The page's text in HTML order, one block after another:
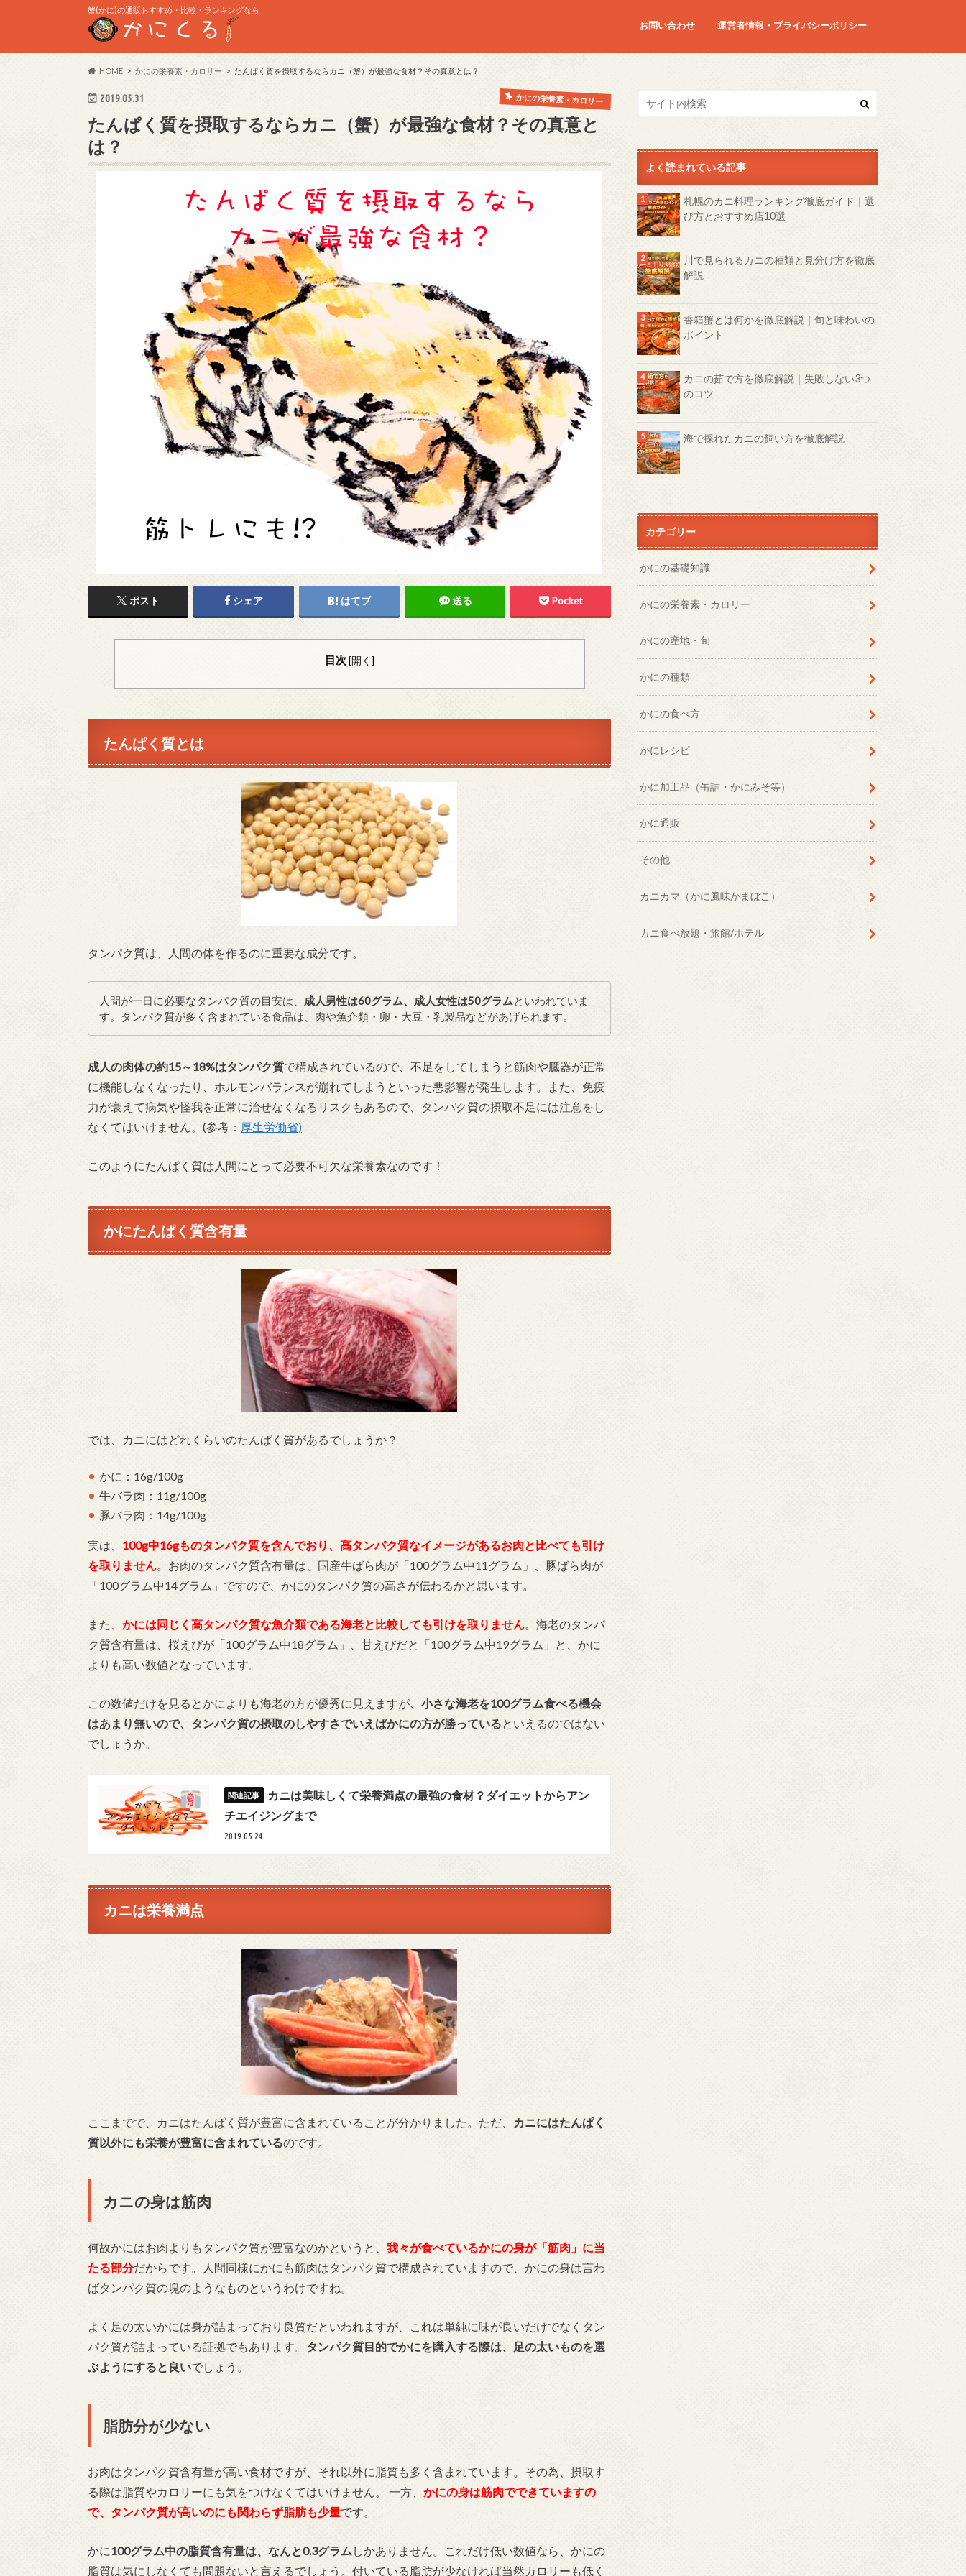
蟹(かに)の通販おすすめ・比較・ランキングなら
お問い合わせ 運営者情報・プライバシーポリシー
HOME かにの栄養素・カロリー たんぱく質を摂取するならカニ（蟹）が最強な食材？その真意とは？
2019.05.31 かにの栄養素・カロリー
たんぱく質を摂取するならカニ（蟹）が最強な食材？その真意と
は？
ポスト シェア はてブ 送る Pocket
目次 [開く ]
たんぱく質とは
タンパク質は、人間の体を作るのに重要な成分です。
人間が一日に必要なタンパク質の目安は、 成人男性は60グラム、成人女性は50グラムといわれていま
す。タンパク質が多く含まれている食品は、肉や魚介類・卵・大豆・乳製品などがあげられます。
成人の肉体の約15～18%はタンパク質で構成されているので、不足をしてしまうと筋肉や臓器が正常
に機能しなくなったり、ホルモンバランスが崩れてしまうといった悪影響が発生します。また、免疫
力が衰えて病気や怪我を正常に治せなくなるリスクもあるので、タンパク質の摂取不足には注意をし
なくてはいけません。(参考： 厚生労働省)
このようにたんぱく質は人間にとって必要不可欠な栄養素なのです！
かにたんぱく質含有量
では、カニにはどれくらいのたんぱく質があるでしょうか？
かに：16g/100g
牛バラ肉：11g/100g
豚バラ肉：14g/100g
実は、 100g中16gものタンパク質を含んでおり、高タンパク質なイメージがあるお肉と比べても引け
を取りません。お肉のタンパク質含有量は、国産牛ばら肉が「100グラム中11グラム」、豚ばら肉が
「100グラム中14グラム」ですので、かにのタンパク質の高さが伝わるかと思います。
また、 かには同じく高タンパク質な魚介類である海老と比較しても引けを取りません。海老のタンパ
ク質含有量は、桜えびが「100グラム中18グラム」、甘えびだと「100グラム中19グラム」と、かに
よりも高い数値となっています。
この数値だけを見るとかによりも海老の方が優秀に見えますが 、小さな海老を100グラム食べる機会
はあまり無いので、タンパク質の摂取のしやすさでいえばかにの方が勝っている といえるのではない
でしょうか。
カニは美味しくて栄養満点の最強の食材？ダイエットからアン
チエイジングまで
2019.05.24
カニは栄養満点
ここまでで、カニはたんぱく質が豊富に含まれていることが分かりました。ただ、
カニにはたんぱく
質以外にも栄養が豊富に含まれているのです。
カニの身は筋肉
何故かにはお肉よりもタンパク質が豊富なのかというと、 我々が食べているかにの身が「筋肉」に当
たる部分だからです。人間同様にかにも筋肉はタンパク質で構成されていますので、かにの身は言わ
ばタンパク質の塊のようなものというわけですね。
よく足の太いかには身が詰まっており良質だといわれますが、これは単純に味が良いだけでなくタン
パク質が詰まっている証拠でもあります。 タンパク質目的でかにを購入する際は、足の太いものを選
ぶようにすると良いでしょう。
脂肪分が少ない
お肉はタンパク質含有量が高い食材ですが、それ以外に脂質も多く含まれています。その為、摂取す
る際は脂質やカロリーにも気をつけなくてはいけません。 一方、 かにの身は筋肉でできていますの
で、タンパク質が高いのにも関わらず脂肪も少量です。
かに100グラム中の脂質含有量は、なんと0.3グラム しかありません。これだけ低い数値なら、かにの
脂質は気にしなくても問題ないと言えるでしょう。付いている脂肪が少なければ当然カロリーも低く
よく読まれている記事
札幌のカニ料理ランキング徹底ガイド｜選
び方とおすすめ店10選
川で見られるカニの種類と見分け方を徹底
解説
香箱蟹とは何かを徹底解説｜旬と味わいの
ポイント
カニの茹で方を徹底解説｜失敗しない3つ
のコツ
海で採れたカニの飼い方を徹底解説
カテゴリー
かにの基礎知識
かにの栄養素・カロリー
かにの産地・旬
かにの種類
かにの食べ方
かにレシピ
かに加工品（缶詰・かにみそ等）
かに通販
その他
カニカマ（かに風味かまぼこ）
カニ食べ放題・旅館/ホテル